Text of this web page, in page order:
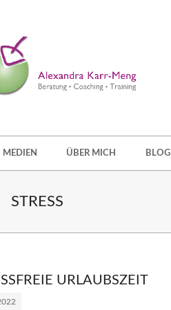
MEDIEN ÜBER MICH BLOG
STRESS
URLAUBSZEIT